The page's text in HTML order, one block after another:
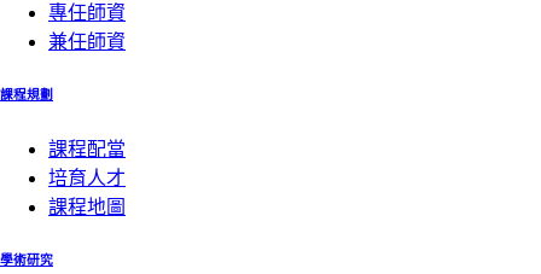
專任師資
兼任師資
課程規劃
課程配當
培育人才
課程地圖
學術研究